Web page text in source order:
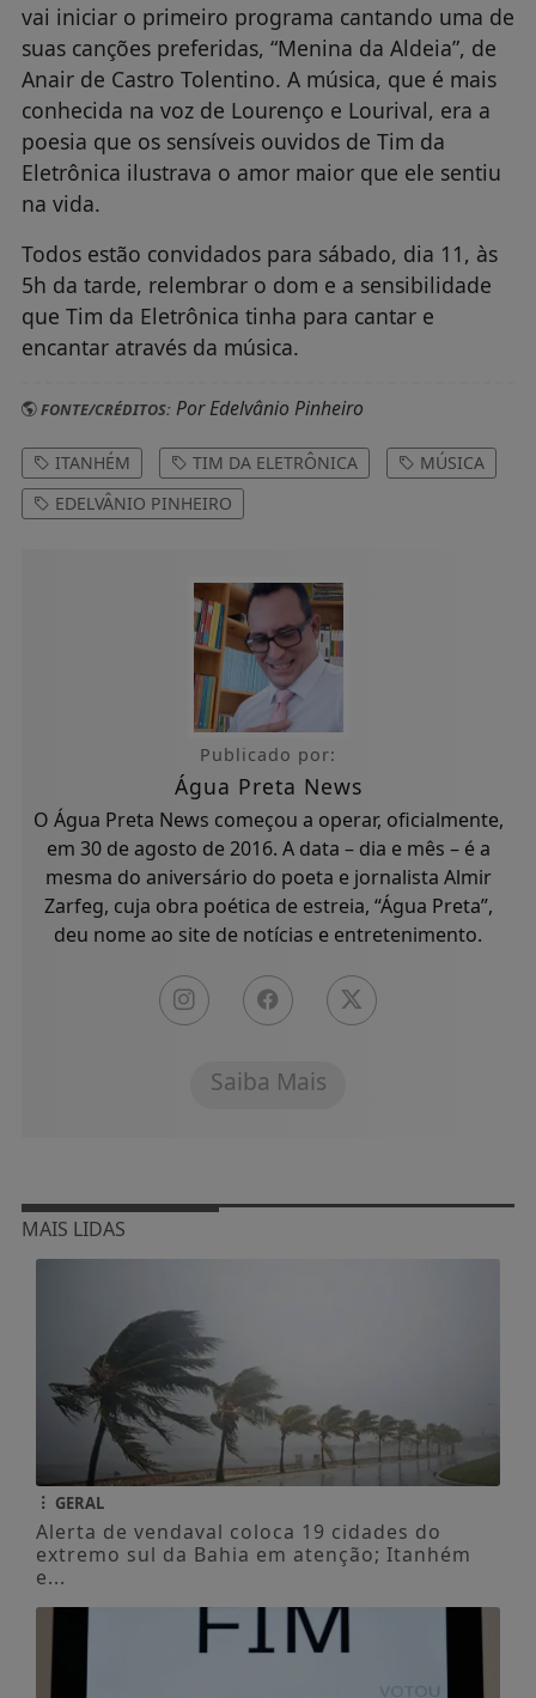
vai iniciar o primeiro programa cantando uma de
suas canções preferidas, “Menina da Aldeia”, de
Anair de Castro Tolentino. A música, que é mais
conhecida na voz de Lourenço e Lourival, era a
poesia que os sensíveis ouvidos de Tim da
Eletrônica ilustrava o amor maior que ele sentiu
na vida.
Todos estão convidados para sábado, dia 11, às
5h da tarde, relembrar o dom e a sensibilidade
que Tim da Eletrônica tinha para cantar e
encantar através da música.
FONTE/CRÉDITOS:Por Edelvânio Pinheiro
ITANHÉM TIM DA ELETRÔNICA
MÚSICA
EDELVÂNIO PINHEIRO
Publicado por:
Água Preta News
O Água Preta News começou a operar, oficialmente,
em 30 de agosto de 2016. A data – dia e mês – é a
mesma do aniversário do poeta e jornalista Almir
Zarfeg, cuja obra poética de estreia, “Água Preta”,
deu nome ao site de notícias e entretenimento.
Saiba Mais
MAIS LIDAS
GERAL
Alerta de vendaval coloca 19 cidades do
extremo sul da Bahia em atenção; Itanhém
e...